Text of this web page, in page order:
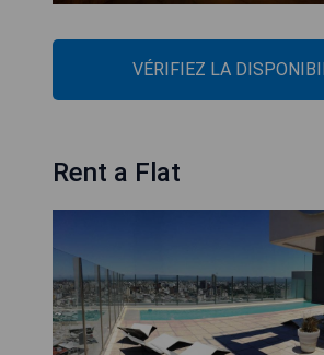
VÉRIFIEZ LA
Rent a Flat